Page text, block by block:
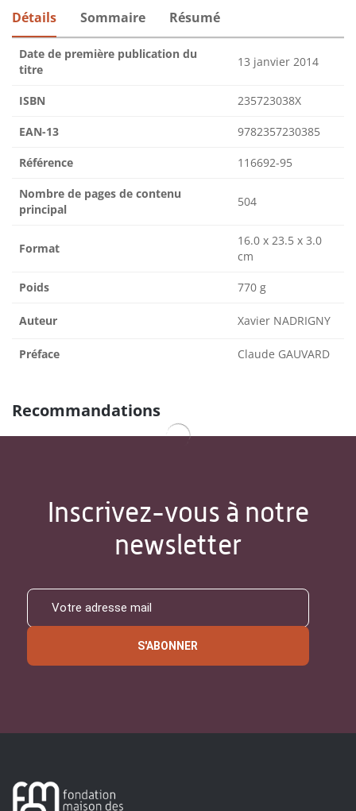
Détails Sommaire Résumé
Date de première publication du
titre
13 janvier 2014
ISBN 235723038X
EAN-13 9782357230385
Référence 116692-95
Nombre de pages de contenu
principal
504
Format
16.0 x 23.5 x 3.0
cm
Poids 770 g
Auteur Xavier NADRIGNY
Préface Claude GAUVARD
Recommandations
Inscrivez-vous à notre
newsletter
S'ABONNER